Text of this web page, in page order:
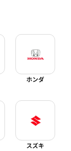
ホンダ
スズキ